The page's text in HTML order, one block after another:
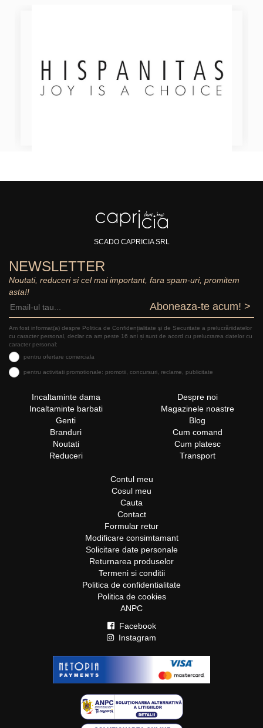
SCADO CAPRICIA SRL
NEWSLETTER
Noutati, reduceri si cel mai important, fara spam-uri, promitem
asta!!
Aboneaza-te acum! >
Am fost informat(a) despre Politica de Confidențialitate şi de Securitate a prelucrăriidatelor
cu caracter personal, declar ca am peste 16 ani și sunt de acord cu prelucrarea datelor cu
caracter personal:
pentru ofertare comerciala
pentru activitati promotionale: promotii, concursuri, reclame, publicitate
Incaltaminte dama
Incaltaminte barbati
Genti
Branduri
Noutati
Reduceri
Despre noi
Magazinele noastre
Blog
Cum comand
Cum platesc
Transport
Contul meu
Cosul meu
Cauta
Contact
Formular retur
Modificare consimtamant
Solicitare date personale
Returnarea produselor
Termeni si conditii
Politica de confidentialitate
Politica de cookies
ANPC
Facebook
Instagram